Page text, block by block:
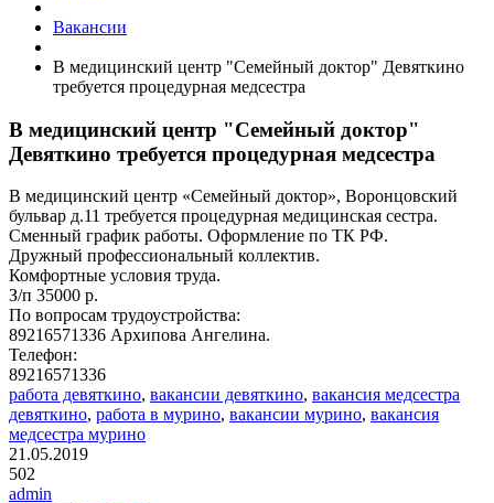
Вакансии
В медицинский центр "Семейный доктор" Девяткино
требуется процедурная медсестра
В медицинский центр "Семейный доктор"
Девяткино требуется процедурная медсестра
В медицинский центр «Семейный доктор», Воронцовский
бульвар д.11 требуется процедурная медицинская сестра.
Сменный график работы. Оформление по ТК РФ.
Дружный профессиональный коллектив.
Комфортные условия труда.
З/п 35000 р.
По вопросам трудоустройства:
89216571336 Архипова Ангелина.
Телефон:
89216571336
работа девяткино, вакансии девяткино, вакансия медсестра
девяткино, работа в мурино, вакансии мурино, вакансия
медсестра мурино
21.05.2019
502
admin